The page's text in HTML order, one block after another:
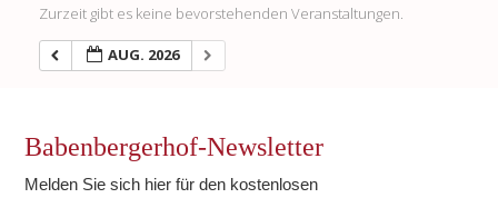
Zurzeit gibt es keine bevorstehenden Veranstaltungen.
AUG. 2026
Babenbergerhof-Newsletter
Melden Sie sich hier für den kostenlosen